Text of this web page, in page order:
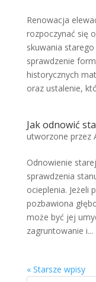
Renowacja
rozpoczynać się
skuwania
sprawdzenie
historycznych
oraz ustalenie,
Jak odnowić
utworzone przez
Odnowienie
sprawdzenia
ocieplenia. Jeżeli
pozbawiona
może być jej
zagruntowanie i...
« Starsze wpisy